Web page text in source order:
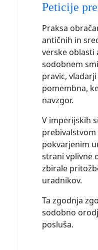
Peticije
Praksa
antičnih in
verske oblasti
sodobnem
pravic,
pomembna,
navzgor.
V imperijskih
pokvarjenim
strani vplivne
zbirale
uradnikov.
Ta zgodnja
sodobno
posluša.